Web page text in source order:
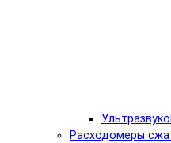
Расходомеры